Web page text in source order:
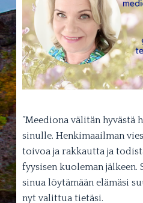
”Meediona välitän hyvästä
sinulle. Henkimaailman
toivoa ja rakkautta ja
fyysisen kuoleman jälkeen.
sinua löytämään elämäsi
nyt valittua tietäsi.